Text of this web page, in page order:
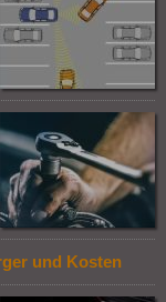
und Kosten